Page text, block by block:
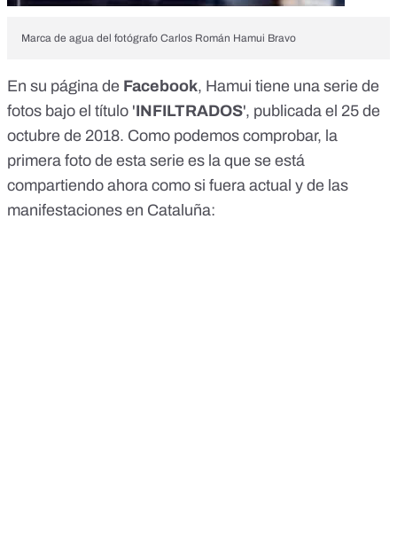
Marca de agua del fotógrafo Carlos Román Hamui Bravo
En su página de Facebook, Hamui tiene una serie de
fotos bajo el título 'INFILTRADOS', publicada el 25 de
octubre de 2018. Como podemos comprobar, la
primera foto de esta serie es la que se está
compartiendo ahora como si fuera actual y de las
manifestaciones en Cataluña: